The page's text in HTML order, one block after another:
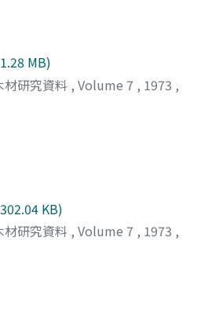
MB)
材研究資料 , Volume 7 , 1973 ,
ラ, タカヤ
, ツトム;モリ, ミツマサ
KB)
材研究資料 , Volume 7 , 1973 ,